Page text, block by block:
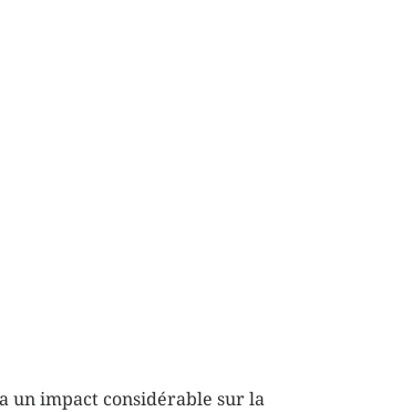
un impact considérable sur la